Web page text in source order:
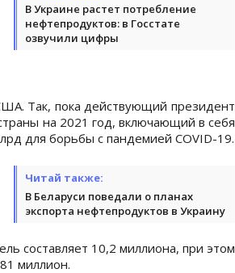
В Украине растет потребление
нефтепродуктов: в Госстате
озвучили цифры
Так, пока действующий президент
на 2021 год, включающий в себя
для борьбы с пандемией COVID-19.
Читай также:
В Беларуси поведали о планах
экспорта нефтепродуктов в Украину
составляет 10,2 миллиона, при этом
миллион.